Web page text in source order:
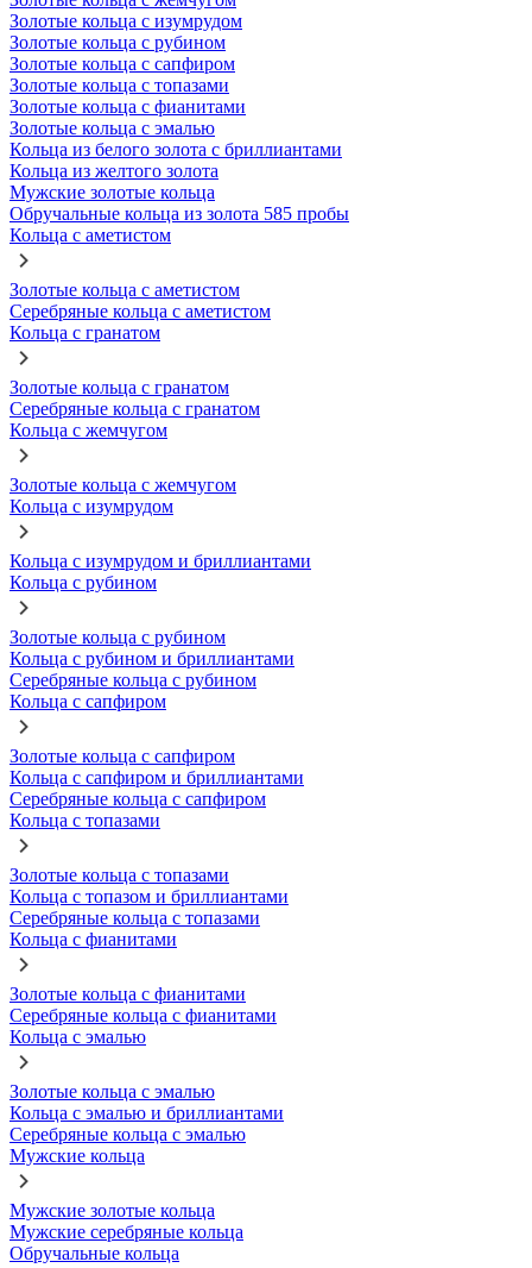
Золотые кольца с изумрудом
Золотые кольца с рубином
Золотые кольца с сапфиром
Золотые кольца с топазами
Золотые кольца с фианитами
Золотые кольца с эмалью
Кольца из белого золота с бриллиантами
Кольца из желтого золота
Мужские золотые кольца
Обручальные кольца из золота 585 пробы
Кольца с аметистом
Золотые кольца с аметистом
Серебряные кольца с аметистом
Кольца с гранатом
Золотые кольца с гранатом
Серебряные кольца с гранатом
Кольца с жемчугом
Золотые кольца с жемчугом
Кольца с изумрудом
Кольца с изумрудом и бриллиантами
Кольца с рубином
Золотые кольца с рубином
Кольца с рубином и бриллиантами
Серебряные кольца с рубином
Кольца с сапфиром
Золотые кольца с сапфиром
Кольца с сапфиром и бриллиантами
Серебряные кольца с сапфиром
Кольца с топазами
Золотые кольца с топазами
Кольца с топазом и бриллиантами
Серебряные кольца с топазами
Кольца с фианитами
Золотые кольца с фианитами
Серебряные кольца с фианитами
Кольца с эмалью
Золотые кольца с эмалью
Кольца с эмалью и бриллиантами
Серебряные кольца с эмалью
Мужские кольца
Мужские золотые кольца
Мужские серебряные кольца
Обручальные кольца